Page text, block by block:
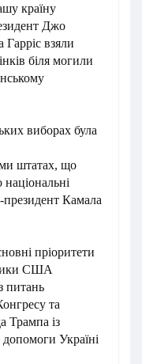
країну
Джо
взяли
біля могили
виборах була
штатах, що
Камала
пріоритети
США
питань
та
Трампа із
Україні